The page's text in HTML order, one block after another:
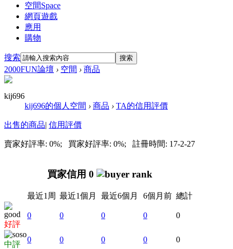
空間Space
網頁遊戲
應用
購物
搜索 搜索
2000FUN論壇 › 空間 › 商品
kij696
kij696的個人空間 › 商品 › TA的信用評價
出售的商品| 信用評價
賣家好評率: 0%; 買家好評率: 0%; 註冊時間: 17-2-27
買家信用 0
最近1周 最近1個月 最近6個月 6個月前 總計
好評
0 0 0 0 0
中評
0 0 0 0 0